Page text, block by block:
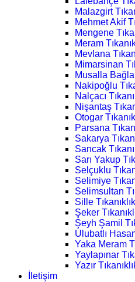
Malazgirt
Mehmet Akif
Mengene
Meram
Mevlana
Mimarsinan
Musalla
Nakipoğlu
Nalçacı
Nişantaş
Otogar
Parsana
Sakarya
Sancak
Sarı Yakup
Selçuklu
Selimiye
Selimsultan
Sille
Şeker
Şeyh Şamil
Ulubatlı
Yaka Meram
Yaylapınar
Yazır
İletişim